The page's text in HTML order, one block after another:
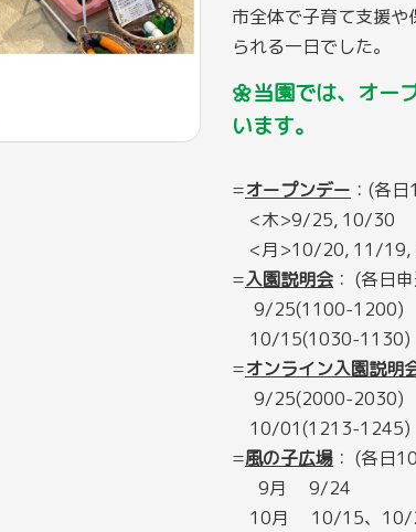
市全体で子育て支援
られる一日でした。
🌼当園では、オー
います。
=オープンデー ：(各
<木>9/25, 10/30
<月>10/20, 11/19,
=入園説明会 ： (各日
9/25(1100-1200)
10/15(1030-1130)
=オンライン入園説明
9/25(2000-2030)
10/01(1213-1245)
=風の子広場 ： (各日
9月 9/24
10月 10/15、10/